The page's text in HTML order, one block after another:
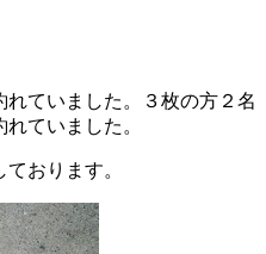
ていました。３枚の方２名
ていました。
おります。